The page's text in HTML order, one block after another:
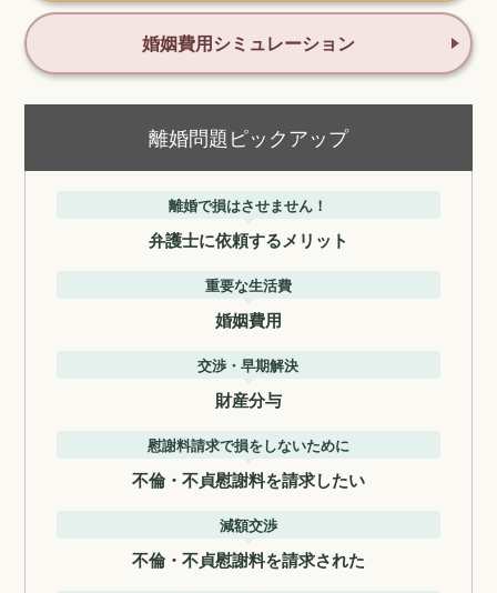
婚姻費用シミュレーション
離婚問題ピックアップ
離婚で損はさせません！
弁護士に依頼するメリット
重要な生活費
婚姻費用
交渉・早期解決
財産分与
慰謝料請求で損をしないために
不倫・不貞慰謝料を請求したい
減額交渉
不倫・不貞慰謝料を請求された